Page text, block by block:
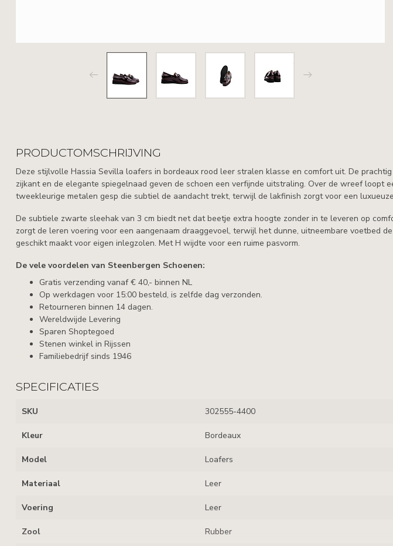
PRODUCTOMSCHRIJVING
Deze stijlvolle Hassia Sevilla loafers in bordeaux rood leer stralen klasse en comfort uit. De
zijkant en de elegante spiegelnaad geven de schoen een verfijnde uitstraling. Over de wreef loopt
tweekleurige metalen gesp die subtiel de aandacht trekt, terwijl de lakfinish zorgt voor een
De subtiele zwarte sleehak van 3 cm biedt net dat beetje extra hoogte zonder in te leveren op
zorgt de leren voering voor een aangenaam draaggevoel, terwijl het dunne, uitneembare voetbed
geschikt maakt voor eigen inlegzolen. Met H wijdte voor een ruime pasvorm.
De vele voordelen van Steenbergen Schoenen:
Gratis verzending vanaf € 40,- binnen NL
Op werkdagen voor 15:00 besteld, is zelfde dag verzonden.
Retourneren binnen 14 dagen.
Wereldwijde Levering
Sparen Shoptegoed
Stenen winkel in Rijssen
Familiebedrijf sinds 1946
SPECIFICATIES
SKU 302555-4400
Kleur Bordeaux
Model Loafers
Materiaal Leer
Voering Leer
Zool Rubber